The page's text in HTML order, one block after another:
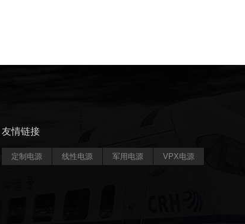
友情链接
定制电源 线性电源 军用电源 VPX电源